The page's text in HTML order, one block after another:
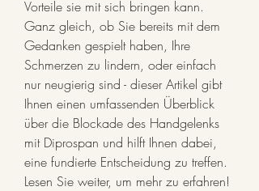
Vorteile sie mit sich bringen kann.
Ganz gleich, ob Sie bereits mit dem
Gedanken gespielt haben, Ihre
Schmerzen zu lindern, oder einfach
nur neugierig sind - dieser Artikel gibt
Ihnen einen umfassenden Überblick
über die Blockade des Handgelenks
mit Diprospan und hilft Ihnen dabei,
eine fundierte Entscheidung zu treffen.
Lesen Sie weiter, um mehr zu erfahren!